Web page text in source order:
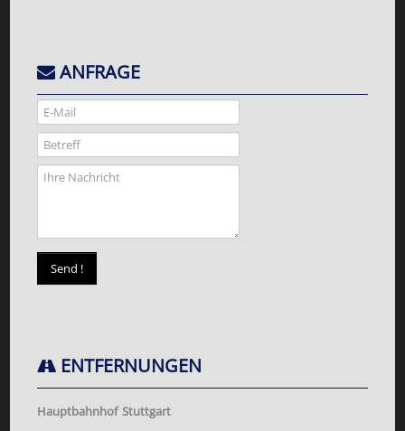
ANFRAGE
ENTFERNUNGEN
Hauptbahnhof Stuttgart